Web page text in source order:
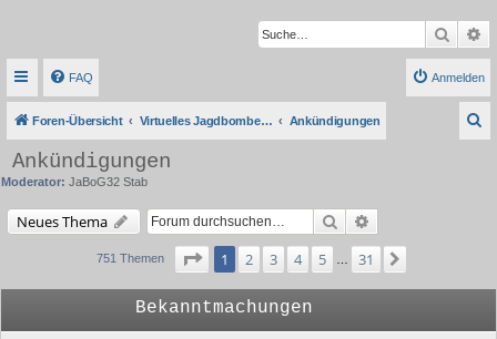
Suche
FAQ Anmelden
Foren-Übersicht Virtuelles Jagdbombergeschwader 32 Ankündigungen
Ankündigungen
Moderator: JaBoG32 Stab
Neues Thema Suche
751 Themen Seite von
1 2 3 4 5 31
Bekanntmachungen